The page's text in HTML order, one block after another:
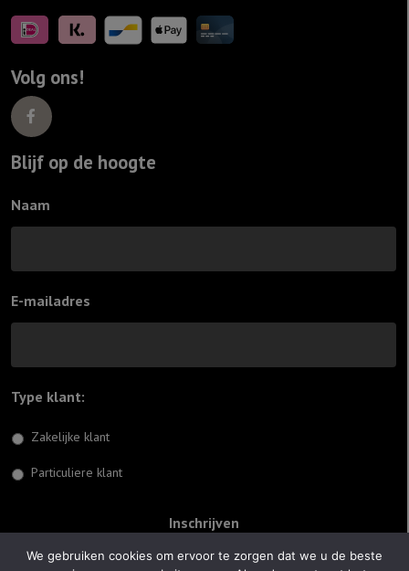
Volg ons!
Blijf op de hoogte
Naam
E-mailadres
Type klant:
Zakelijke klant
Particuliere klant
We gebruiken cookies om ervoor te zorgen dat we u de beste